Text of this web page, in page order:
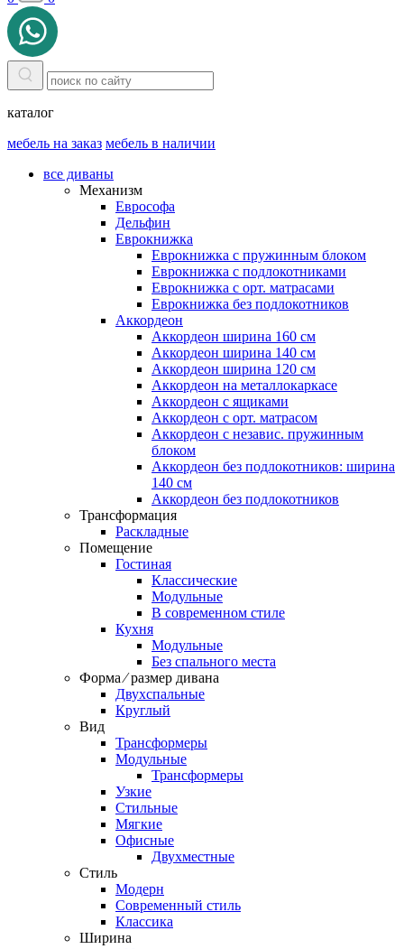
каталог
мебель на заказ мебель в наличии
все диваны
Механизм
Еврософа
Дельфин
Еврокнижка
Еврокнижка с пружинным блоком
Еврокнижка с подлокотниками
Еврокнижка с орт. матрасами
Еврокнижка без подлокотников
Аккордеон
Аккордеон ширина 160 см
Аккордеон ширина 140 см
Аккордеон ширина 120 см
Аккордеон на металлокаркасе
Аккордеон c ящиками
Аккордеон c орт. матрасом
Аккордеон c независ. пружинным
блоком
Аккордеон без подлокотников: ширина
140 см
Аккордеон без подлокотников
Трансформация
Раскладные
Помещение
Гостиная
Классические
Модульные
В современном стиле
Кухня
Модульные
Без спального места
Форма ⁄ размер дивана
Двухспальные
Круглый
Вид
Трансформеры
Модульные
Трансформеры
Узкие
Стильные
Мягкие
Офисные
Двухместные
Стиль
Модерн
Современный стиль
Классика
Ширина